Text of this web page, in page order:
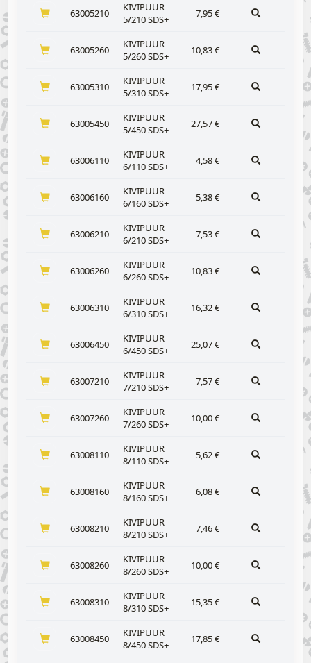
63005210
KIVIPUUR
5/210 SDS+
7,95€
63005260
KIVIPUUR
5/260 SDS+
10,83€
63005310
KIVIPUUR
5/310 SDS+
17,95€
63005450
KIVIPUUR
5/450 SDS+
27,57€
63006110
KIVIPUUR
6/110 SDS+
4,58€
63006160
KIVIPUUR
6/160 SDS+
5,38€
63006210
KIVIPUUR
6/210 SDS+
7,53€
63006260
KIVIPUUR
6/260 SDS+
10,83€
63006310
KIVIPUUR
6/310 SDS+
16,32€
63006450
KIVIPUUR
6/450 SDS+
25,07€
63007210
KIVIPUUR
7/210 SDS+
7,57€
63007260
KIVIPUUR
7/260 SDS+
10,00€
63008110
KIVIPUUR
8/110 SDS+
5,62€
63008160
KIVIPUUR
8/160 SDS+
6,08€
63008210
KIVIPUUR
8/210 SDS+
7,46€
63008260
KIVIPUUR
8/260 SDS+
10,00€
63008310
KIVIPUUR
8/310 SDS+
15,35€
63008450
KIVIPUUR
8/450 SDS+
17,85€